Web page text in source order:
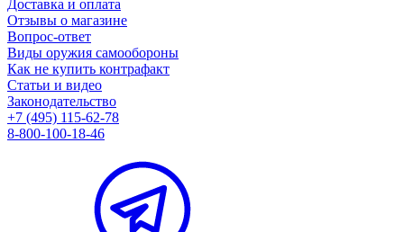
Доставка и оплата
Отзывы о магазине
Вопрос-ответ
Виды оружия самообороны
Как не купить контрафакт
Статьи и видео
Законодательство
+7 (495) 115-62-78
8-800-100-18-46